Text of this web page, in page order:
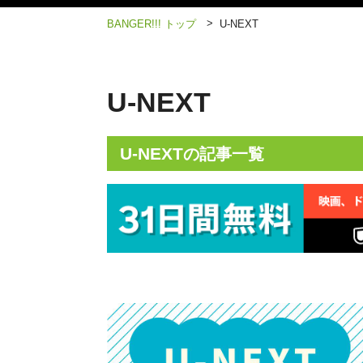
BANGER!!! トップ > U-NEXT
U-NEXT
U-NEXTの記事一覧